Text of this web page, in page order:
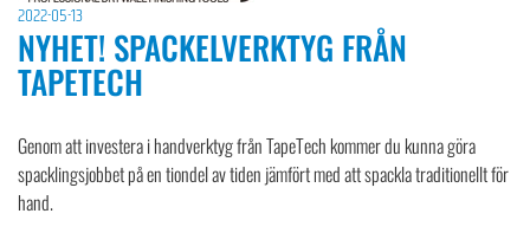
2022-05-13
NYHET! SPACKELVERKTYG FRÅN
TAPETECH
Genom att investera i handverktyg från TapeTech kommer du kunna göra
spacklingsjobbet på en tiondel av tiden jämfört med att spackla traditionellt för
hand.